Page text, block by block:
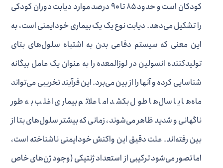
کودکان است و حدود ۸۵ تا ۹۰ درصد موارد دیابت دوران کودکی
را تشکیل می‌دهد. دیابت نوع یک یک بیماری خودایمنی است، به
این معنی که سیستم دفاعی بدن به اشتباه سلول‌های بتای
تولیدکننده انسولین در لوزالمعده را به عنوان یک عامل بیگانه
شناسایی کرده و آنها را از بین می‌برد. این فرآیند تخریبی می‌تواند
ماه‌ها یا سال‌ها طول بکشد اما علائم بیماری اغلب به طور
ناگهانی و شدید ظاهر می‌شوند، زمانی که بیشتر سلول‌های بتا از
بین رفته‌اند. علت دقیق این واکنش خودایمنی ناشناخته است،
اما تصور می‌شود ترکیبی از استعداد ژنتیکی (وجود ژن‌های خاص